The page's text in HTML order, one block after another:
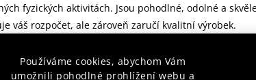
Používáme cookies, abychom Vám
umožnili pohodlné prohlížení webu a
fyzických aktivitách. Jsou pohodlné, odolné a
váš rozpočet, ale zároveň zaručí kvalitní výrobek.